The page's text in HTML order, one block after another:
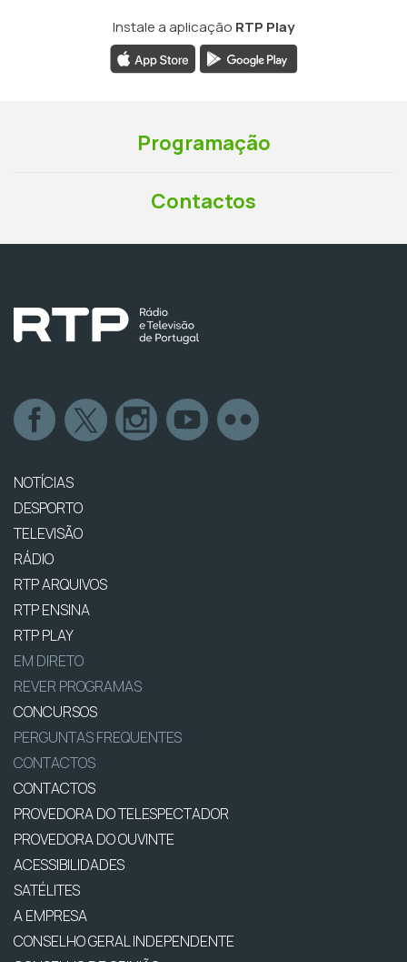
Instale a aplicação RTP Play
Programação
Contactos
NOTÍCIAS
DESPORTO
TELEVISÃO
RÁDIO
RTP ARQUIVOS
RTP ENSINA
RTP PLAY
EM DIRETO
REVER PROGRAMAS
CONCURSOS
PERGUNTAS FREQUENTES
CONTACTOS
CONTACTOS
PROVEDORA DO TELESPECTADOR
PROVEDORA DO OUVINTE
ACESSIBILIDADES
SATÉLITES
A EMPRESA
CONSELHO GERAL INDEPENDENTE